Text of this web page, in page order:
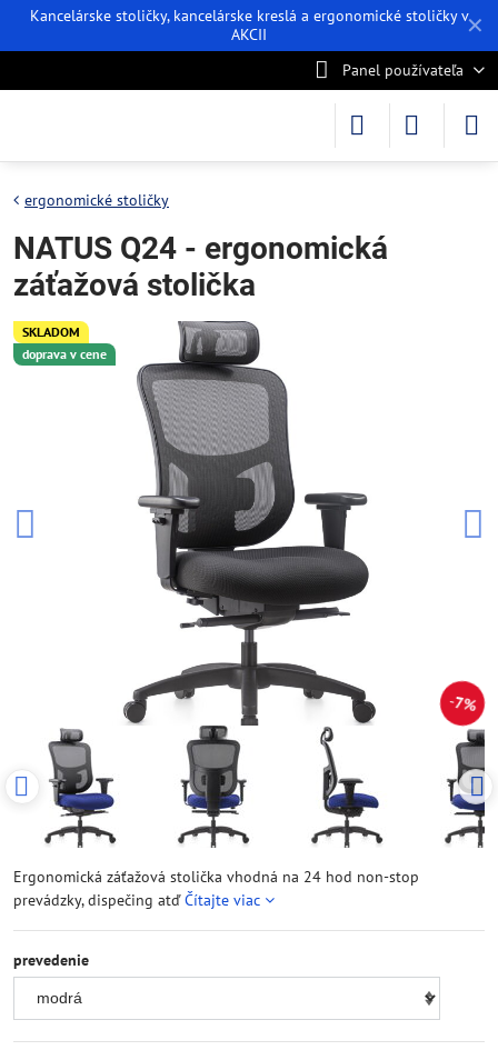
✕
Kancelárske stoličky, kancelárske kreslá a ergonomické stoličky v
AKCII
Panel používateľa
SKLADOM
doprava v cene
7%
ergonomické stoličky
NATUS Q24 - ergonomická
záťažová stolička
Ergonomická záťažová stolička vhodná na 24 hod non-stop
prevádzky, dispečing atďČítajte viac
prevedenie